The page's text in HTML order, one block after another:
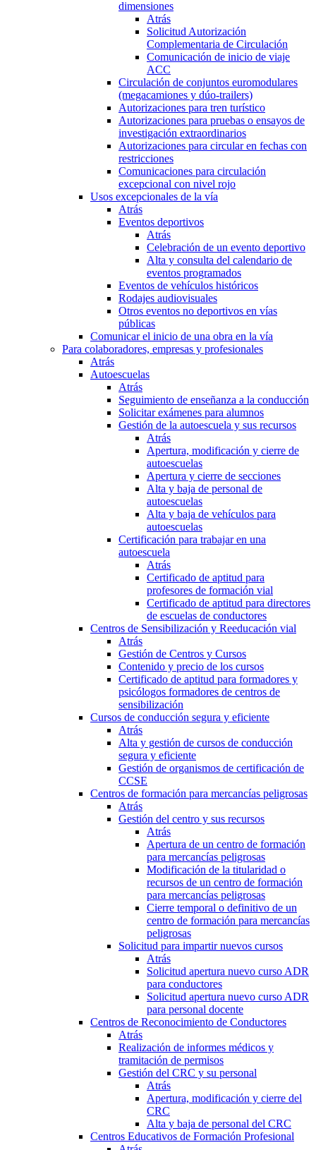
dimensiones
Atrás
Solicitud Autorización
Complementaria de Circulación
Comunicación de inicio de viaje
ACC
Circulación de conjuntos euromodulares
(megacamiones y dúo-trailers)
Autorizaciones para tren turístico
Autorizaciones para pruebas o ensayos de
investigación extraordinarios
Autorizaciones para circular en fechas con
restricciones
Comunicaciones para circulación
excepcional con nivel rojo
Usos excepcionales de la vía
Atrás
Eventos deportivos
Atrás
Celebración de un evento deportivo
Alta y consulta del calendario de
eventos programados
Eventos de vehículos históricos
Rodajes audiovisuales
Otros eventos no deportivos en vías
públicas
Comunicar el inicio de una obra en la vía
Para colaboradores, empresas y profesionales
Atrás
Autoescuelas
Atrás
Seguimiento de enseñanza a la conducción
Solicitar exámenes para alumnos
Gestión de la autoescuela y sus recursos
Atrás
Apertura, modificación y cierre de
autoescuelas
Apertura y cierre de secciones
Alta y baja de personal de
autoescuelas
Alta y baja de vehículos para
autoescuelas
Certificación para trabajar en una
autoescuela
Atrás
Certificado de aptitud para
profesores de formación vial
Certificado de aptitud para directores
de escuelas de conductores
Centros de Sensibilización y Reeducación vial
Atrás
Gestión de Centros y Cursos
Contenido y precio de los cursos
Certificado de aptitud para formadores y
psicólogos formadores de centros de
sensibilización
Cursos de conducción segura y eficiente
Atrás
Alta y gestión de cursos de conducción
segura y eficiente
Gestión de organismos de certificación de
CCSE
Centros de formación para mercancías peligrosas
Atrás
Gestión del centro y sus recursos
Atrás
Apertura de un centro de formación
para mercancías peligrosas
Modificación de la titularidad o
recursos de un centro de formación
para mercancías peligrosas
Cierre temporal o definitivo de un
centro de formación para mercancías
peligrosas
Solicitud para impartir nuevos cursos
Atrás
Solicitud apertura nuevo curso ADR
para conductores
Solicitud apertura nuevo curso ADR
para personal docente
Centros de Reconocimiento de Conductores
Atrás
Realización de informes médicos y
tramitación de permisos
Gestión del CRC y su personal
Atrás
Apertura, modificación y cierre del
CRC
Alta y baja de personal del CRC
Centros Educativos de Formación Profesional